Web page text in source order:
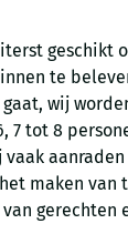
geschikt
te
wij
7 tot 8
aanraden
maken van
gerechten